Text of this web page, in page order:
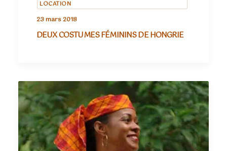
LOCATION
23 mars 2018
DEUX COSTUMES FÉMININS DE HONGRIE